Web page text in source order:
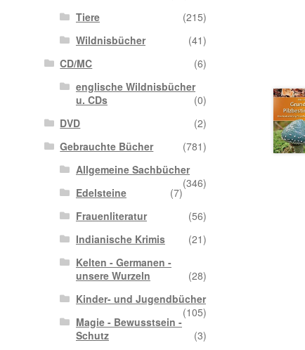
Tiere
(215)
Wildnisbücher
(41)
CD/MC
(6)
englische Wildnisbücher
u. CDs
(0)
DVD
(2)
Gebrauchte Bücher
(781)
Allgemeine Sachbücher
(346)
Edelsteine
(7)
Frauenliteratur
(56)
Indianische Krimis
(21)
Kelten - Germanen -
unsere Wurzeln
(28)
Kinder- und Jugendbücher
(105)
Magie - Bewusstsein -
Schutz
(3)